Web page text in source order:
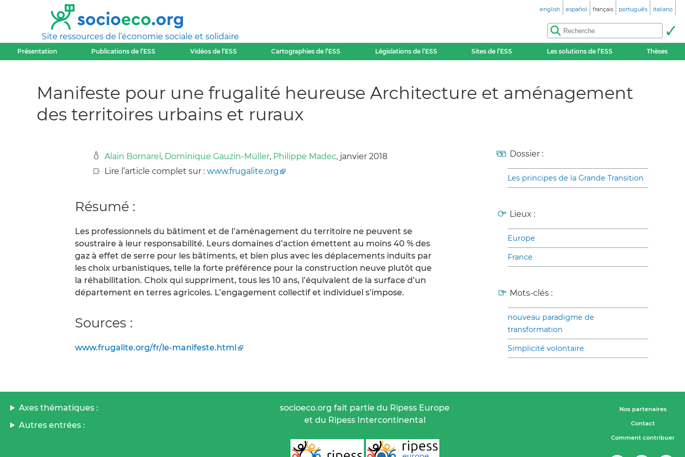
Site ressources de l’économie sociale et solidaire
english español français português italiano
Présentation Publications de l’ESS Vidéos de l’ESS Cartographies de l’ESS Législations de l’ESS Sites de l’ESS Les solutions de l’ESS Thèses
Manifeste pour une frugalité heureuse Architecture et aménagement
des territoires urbains et ruraux
Alain Bornarel , Dominique Gauzin-Müller, Philippe Madec, janvier 2018
Lire l’article complet sur : www.frugalite.org
Résumé :
Les professionnels du bâtiment et de l’aménagement du territoire ne peuvent se
soustraire à leur responsabilité. Leurs domaines d’action émettent au moins 40 % des
gaz à effet de serre pour les bâtiments, et bien plus avec les déplacements induits par
les choix urbanistiques, telle la forte préférence pour la construction neuve plutôt que
la réhabilitation. Choix qui suppriment, tous les 10 ans, l’équivalent de la surface d’un
département en terres agricoles. L’engagement collectif et individuel s’impose.
Sources :
www.frugalite.org/fr/le-manifeste.html
Dossier :
Les principes de la Grande Transition
Lieux :
Europe
France
Mots-clés :
nouveau paradigme de
transformation
Simplicité volontaire
Axes thématiques :
Autres entrées :
socioeco.org fait partie du Ripess Europe
et du Ripess Intercontinental
Nos partenaires
Contact
Comment contribuer